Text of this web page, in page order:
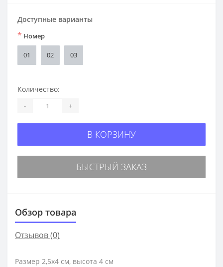
Доступные варианты
* Номер
01 02 03
Количество:
- +
В КОРЗИНУ
БЫСТРЫЙ ЗАКАЗ
Обзор товара
Отзывов (0)
Размер 2,5х4 см, высота 4 см